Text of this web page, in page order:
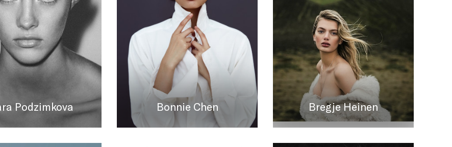
Podzimkova Bonnie Chen Bregje Heinen